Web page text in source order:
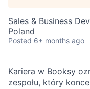
Sales & Business
Poland
Posted 6+ months ago
Kariera w Booksy
zespołu, który